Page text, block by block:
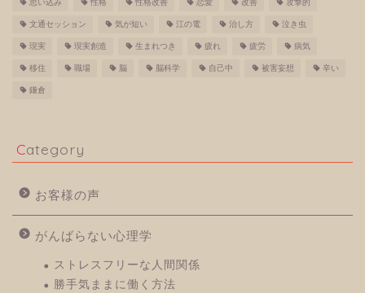
文通セッション 気が短い 江の電 治し方 泣き虫
現実 現実創造 生まれつき 疲れ 疲労 病気
移住 職場 脳 脳科学 自己中 被害妄想 辛い
鎌倉
Category
お客様の声
がんばらない心理学
ストレスフリーな人間関係
勝手気ままに働く方法